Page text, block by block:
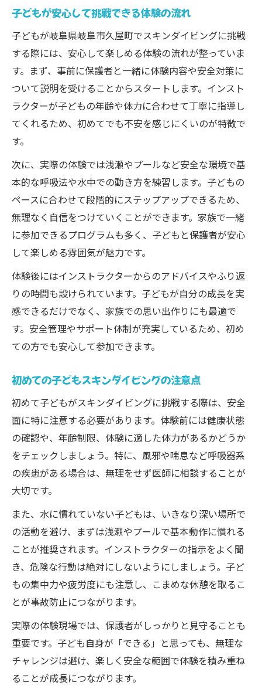
ダイビングセンター選びで重視したい点
子どもが不安なく楽しめるサポート内容
スキンダイビング体験で得られる成長効果
親子で体験する際のポイントと心得
スキンダイビングを岐阜で楽しむ家族の休日プ
ラン
家族で楽しむ子どもスキンダイビングの魅
休日におすすめの体験コースや流れ
親子一緒に体験できるダイビングの楽しみ
子ども主体のレジャープランニング術
自然とふれあう休日の過ごし方アイデア
自然と学び育つ子どもスキンダイビングの魅力
スキンダイビングで育つ子どもの力
実際の体験談から分かる成長ポイント
自然環境が与える子どもへの好影響
学びと遊びを両立する体験の工夫
ング
子どもの安全を最優先するレジャー選び
スキンダイビング体験で守るべきルール
事前準備で防げる子どものトラブル例
家族で共有したい安全意識と知識
門
子どもの挑戦を後押しする体験の魅力
ダイビング入門で身につくスキルと経験
初心者子どもにおすすめのステップアップ
久屋町発・子ども育成型プログラム紹介
体験後の子どもの変化と家族の声
子どもが安心して挑戦できる体験の流れ
子どもが岐阜県岐阜市久屋町でスキンダイビングに挑戦
する際には、安心して楽しめる体験の流れが整っていま
す。まず、事前に保護者と一緒に体験内容や安全対策に
ついて説明を受けることからスタートします。インスト
ラクターが子どもの年齢や体力に合わせて丁寧に指導し
てくれるため、初めてでも不安を感じにくいのが特徴で
す。
次に、実際の体験では浅瀬やプールなど安全な環境で基
本的な呼吸法や水中での動き方を練習します。子どもの
ペースに合わせて段階的にステップアップできるため、
無理なく自信をつけていくことができます。家族で一緒
に参加できるプログラムも多く、子どもと保護者が安心
して楽しめる雰囲気が魅力です。
体験後にはインストラクターからのアドバイスやふり返
りの時間も設けられています。子どもが自分の成長を実
感できるだけでなく、家族での思い出作りにも最適で
す。安全管理やサポート体制が充実しているため、初め
ての方でも安心して参加できます。
初めての子どもスキンダイビングの注意点
初めて子どもがスキンダイビングに挑戦する際は、安全
面に特に注意する必要があります。体験前には健康状態
の確認や、年齢制限、体験に適した体力があるかどうか
をチェックしましょう。特に、風邪や喘息など呼吸器系
の疾患がある場合は、無理をせず医師に相談することが
大切です。
また、水に慣れていない子どもは、いきなり深い場所で
の活動を避け、まずは浅瀬やプールで基本動作に慣れる
ことが推奨されます。インストラクターの指示をよく聞
き、危険な行動は絶対にしないようにしましょう。子ど
もの集中力や疲労度にも注意し、こまめな休憩を取るこ
とが事故防止につながります。
実際の体験現場では、保護者がしっかりと見守ることも
重要です。子ども自身が「できる」と思っても、無理な
チャレンジは避け、楽しく安全な範囲で体験を積み重ね
ることが成長につながります。